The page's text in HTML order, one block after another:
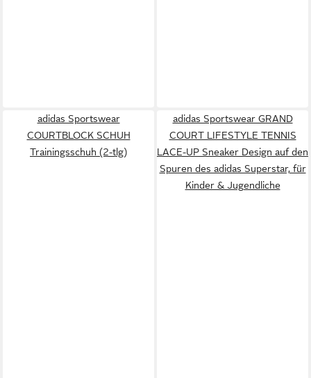
adidas Sportswear
COURTBLOCK SCHUH
Trainingsschuh (2-tlg)
adidas Sportswear GRAND
COURT LIFESTYLE TENNIS
LACE-UP Sneaker Design auf den
Spuren des adidas Superstar, für
Kinder & Jugendliche